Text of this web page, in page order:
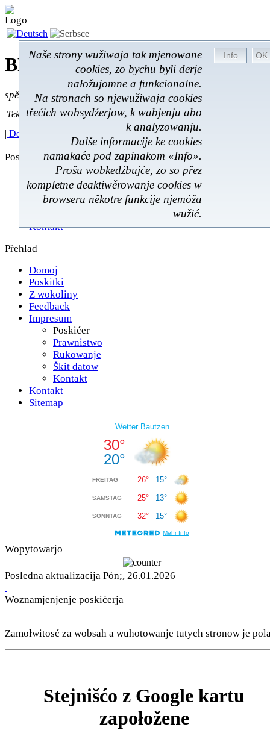
BROM-Service *Online
spěšnje * spušćomnje * małonałožnje
Naše strony wužiwaja tak mjenowane
cookies, zo bychu byli derje
nałožujomne a funkcionalne.
Na stronach so njewužiwaja cookies
třećich wobsydźerjow, k wabjenju abo
k analyzowanju.
Dalše informacije ke cookies
namakaće pod zapinakom «Info».
Prošu wobkedźbujće, zo so přez
kompletne deaktiwěrowanje cookies w
browseru někotre funkcije njemóža
wužić.
Tekst pytać:
Tekst pytać
| Domoj Z wokoliny|Feedback |
Poskićer
Poskićer
Prawnistwo
Rukowanje
Kontakt
Přehlad
Domoj
Poskitki
Z wokoliny
Feedback
Impresum
Poskićer
Prawnistwo
Rukowanje
Škit datow
Kontakt
Kontakt
Sitemap
Wopytowarjo
Posledna aktualizacija Pón;, 26.01.2026
Woznamjenjenje poskićerja
Zamołwitosć za wobsah a wuhotowanje tutych stronow je
Stejnišćo z Google kartu
zapołožene